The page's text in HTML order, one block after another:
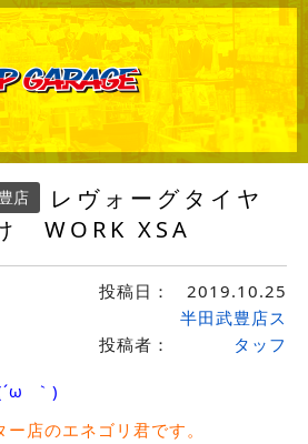
店
レヴォーグタイヤ
WORK XSA
投稿日： 2019.10.25
投稿者：
半田武豊店ス
タッフ
｀)
店のエネゴリ君です。